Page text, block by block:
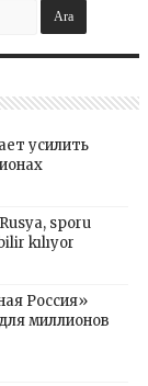
усилить
sporu
kılıyor
Россия»
миллионов